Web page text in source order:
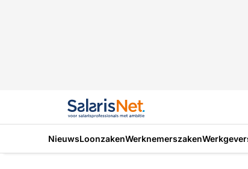
NieuwsLoonzakenWerknemerszaken